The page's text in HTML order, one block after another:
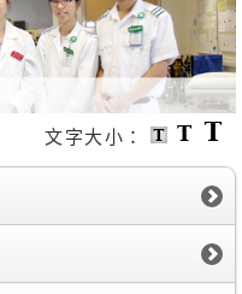
文字大小：